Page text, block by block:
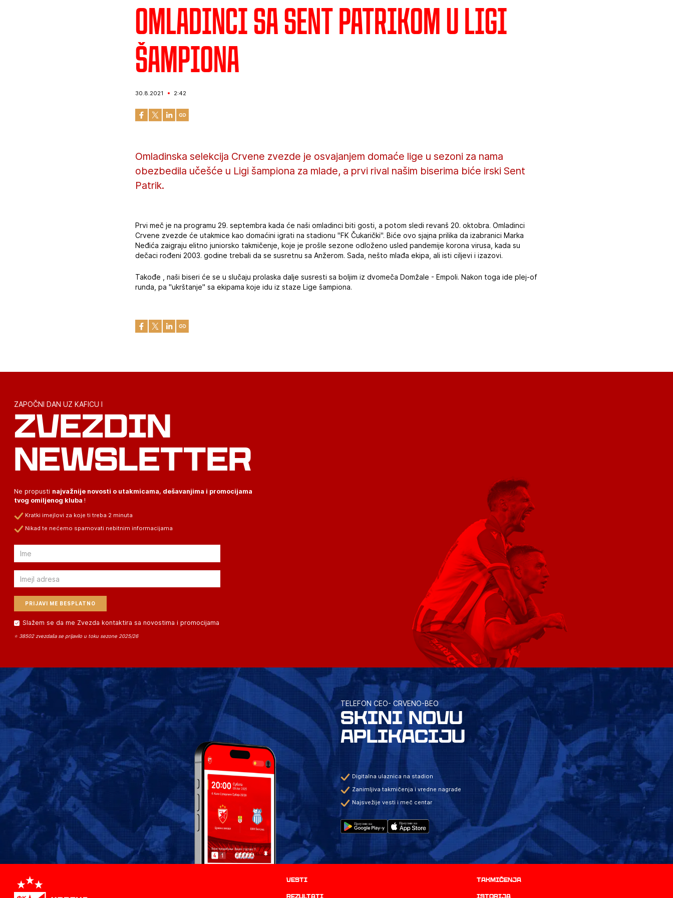
Omladinci sa Sent Patrikom u Ligi
šampiona
30.8.2021 2:42
Omladinska selekcija Crvene zvezde je osvajanjem domaće lige u sezoni za nama
obezbedila učešće u Ligi šampiona za mlade, a prvi rival našim biserima biće irski Sent
Patrik.
Prvi meč je na programu 29. septembra kada će naši omladinci biti gosti, a potom sledi revanš 20. oktobra. Omladinci
Crvene zvezde će utakmice kao domaćini igrati na stadionu "FK Čukarički". Biće ovo sjajna prilika da izabranici Marka
Neđića zaigraju elitno juniorsko takmičenje, koje je prošle sezone odloženo usled pandemije korona virusa, kada su
dečaci rođeni 2003. godine trebali da se susretnu sa Anžerom. Sada, nešto mlađa ekipa, ali isti ciljevi i izazovi.
Takođe , naši biseri će se u slučaju prolaska dalje susresti sa boljim iz dvomeča Domžale - Empoli. Nakon toga ide plej-of
runda, pa "ukrštanje" sa ekipama koje idu iz staze Lige šampiona.
ZAPOČNI DAN UZ KAFICU I
ZVEZDIN
NEWSLETTER
Ne propusti najvažnije novosti o utakmicama, dešavanjima i promocijama
tvog omiljenog kluba !
Kratki imejlovi za koje ti treba 2 minuta
Nikad te nećemo spamovati nebitnim informacijama
Email
Email
Slažem se da me Zvezda kontaktira sa novostima i promocijama
⭐ 38502 zvezdaša se prijavilo u toku sezone 2025/26
TELEFON CEO- CRVENO-BEO
SKINI NOVU
APLIKACIJU
Digitalna ulaznica na stadion
Zanimljiva takmičenja i vredne nagrade
Najsvežije vesti i meč centar
Vesti Takmičenja
rezultati istorija